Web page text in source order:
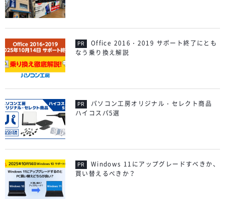
Office 2016・2019 サポート終了にとも
なう乗り換え解説
パソコン工房オリジナル・セレクト商品
ハイコスパ5選
Windows 11にアップグレードすべきか、
買い替えるべきか？